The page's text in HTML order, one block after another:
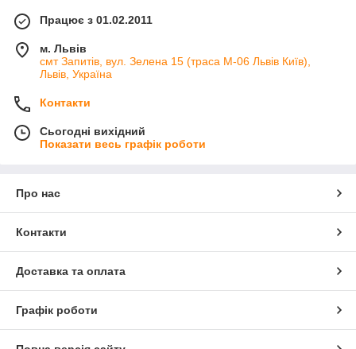
Працює з 01.02.2011
м. Львів
смт Запитів, вул. Зелена 15 (траса М-06 Львів Київ),
Львів, Україна
Контакти
Сьогодні вихідний
Показати весь графік роботи
Про нас
Контакти
Доставка та оплата
Графік роботи